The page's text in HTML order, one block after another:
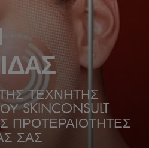
ΤΕΧΝΗΤΗΣ
SKINCONSULT
ΠΡΟΤΕΡΑΙΟΤΗΤΕΣ
ΣΑΣ